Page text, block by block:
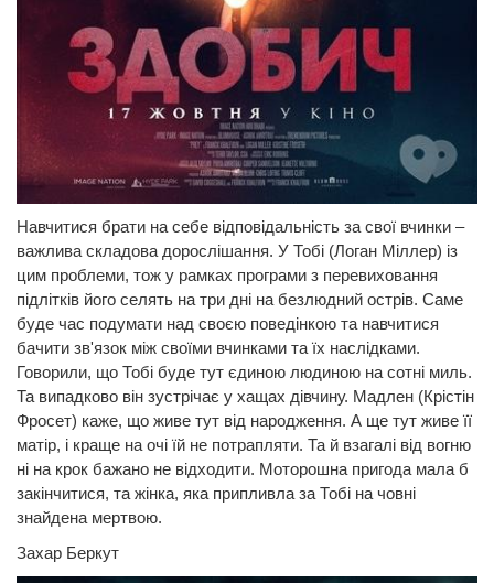
Навчитися брати на себе відповідальність за свої вчинки –
важлива складова дорослішання. У Тобі (Логан Міллер) із
цим проблеми, тож у рамках програми з перевиховання
підлітків його селять на три дні на безлюдний острів. Саме
буде час подумати над своєю поведінкою та навчитися
бачити зв'язок між своїми вчинками та їх наслідками.
Говорили, що Тобі буде тут єдиною людиною на сотні миль.
Та випадково він зустрічає у хащах дівчину. Мадлен (Крістін
Фросет) каже, що живе тут від народження. А ще тут живе її
матір, і краще на очі їй не потрапляти. Та й взагалі від вогню
ні на крок бажано не відходити. Моторошна пригода мала б
закінчитися, та жінка, яка припливла за Тобі на човні
знайдена мертвою.
Захар Беркут